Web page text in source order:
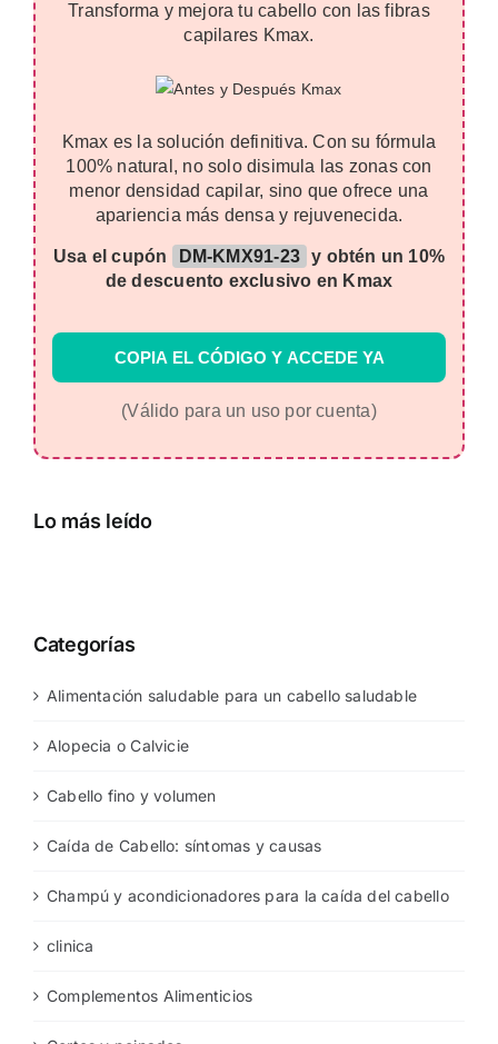
Transforma y mejora tu cabello con las fibras
capilares Kmax.
Kmax es la solución definitiva. Con su fórmula
100% natural, no solo disimula las zonas con
menor densidad capilar, sino que ofrece una
apariencia más densa y rejuvenecida.
Usa el cupón DM-KMX91-23 y obtén un 10%
(Válido para un uso por cuenta)
Lo más leído
Categorías
Alimentación saludable para un cabello saludable
Alopecia o Calvicie
Cabello fino y volumen
Caída de Cabello: síntomas y causas
Champú y acondicionadores para la caída del cabello
Complementos Alimenticios